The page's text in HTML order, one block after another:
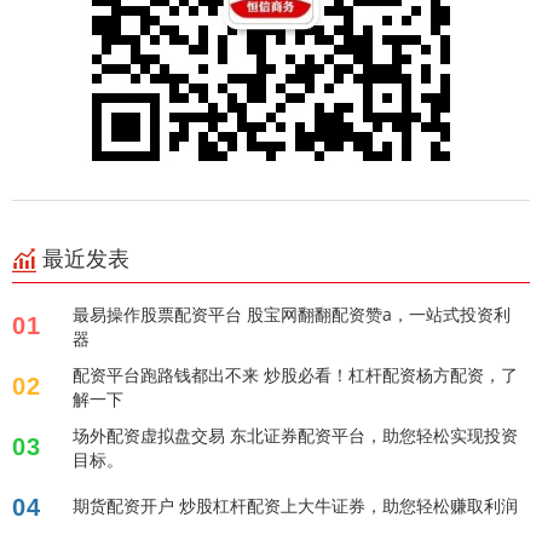
最近发表
01
最易操作股票配资平台 股宝网翻翻配资赞a，一站式投资利
器
02
配资平台跑路钱都出不来 炒股必看！杠杆配资杨方配资，了
解一下
03
场外配资虚拟盘交易 东北证券配资平台，助您轻松实现投资
目标。
04 期货配资开户 炒股杠杆配资上大牛证券，助您轻松赚取利润